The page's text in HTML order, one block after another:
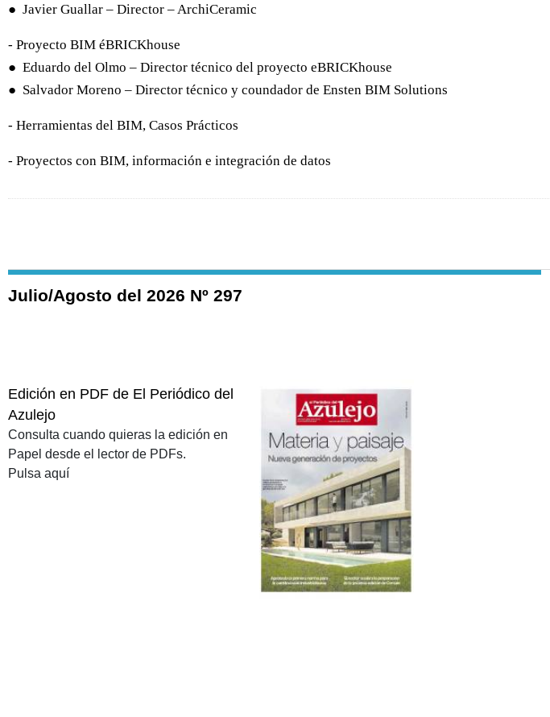
● Javier Guallar – Director – ArchiCeramic
- Proyecto BIM éBRICKhouse
● Eduardo del Olmo – Director técnico del proyecto eBRICKhouse
● Salvador Moreno – Director técnico y coundador de Ensten BIM Solutions
- Herramientas del BIM, Casos Prácticos
- Proyectos con BIM, información e integración de datos
Julio/Agosto del 2026 Nº 297
Edición en PDF de El Periódico del
Azulejo
Consulta cuando quieras la edición en
Papel desde el lector de PDFs.
Pulsa aquí